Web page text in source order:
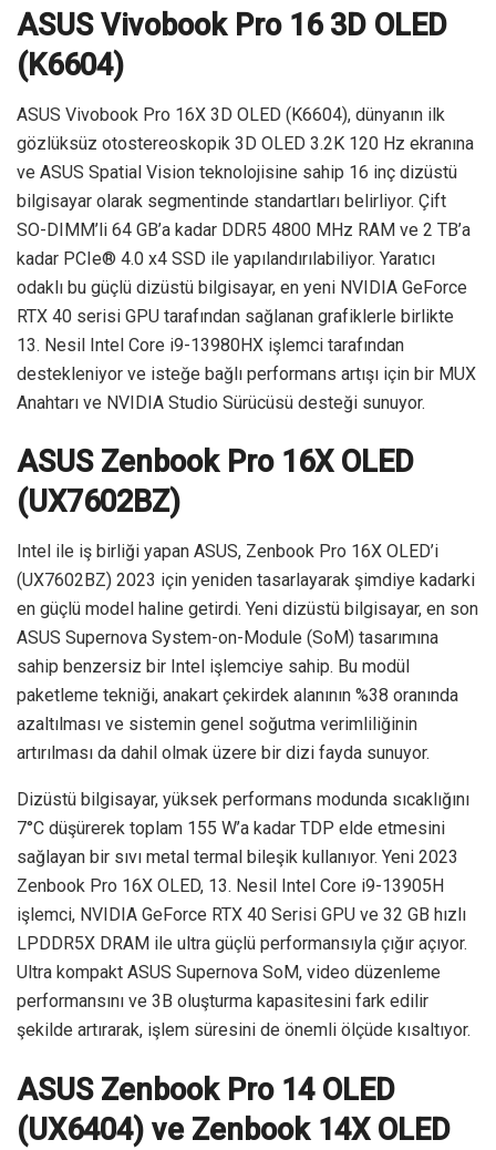
ASUS Vivobook Pro 16 3D OLED
(K6604)
ASUS Vivobook Pro 16X 3D OLED (K6604), dünyanın ilk
gözlüksüz otostereoskopik 3D OLED 3.2K 120 Hz ekranına
ve ASUS Spatial Vision teknolojisine sahip 16 inç dizüstü
bilgisayar olarak segmentinde standartları belirliyor. Çift
SO-DIMM’li 64 GB’a kadar DDR5 4800 MHz RAM ve 2 TB’a
kadar PCIe® 4.0 x4 SSD ile yapılandırılabiliyor. Yaratıcı
odaklı bu güçlü dizüstü bilgisayar, en yeni NVIDIA GeForce
RTX 40 serisi GPU tarafından sağlanan grafiklerle birlikte
13. Nesil Intel Core i9-13980HX işlemci tarafından
destekleniyor ve isteğe bağlı performans artışı için bir MUX
Anahtarı ve NVIDIA Studio Sürücüsü desteği sunuyor.
ASUS Zenbook Pro 16X OLED
(UX7602BZ)
Intel ile iş birliği yapan ASUS, Zenbook Pro 16X OLED’i
(UX7602BZ) 2023 için yeniden tasarlayarak şimdiye kadarki
en güçlü model haline getirdi. Yeni dizüstü bilgisayar, en son
ASUS Supernova System-on-Module (SoM) tasarımına
sahip benzersiz bir Intel işlemciye sahip. Bu modül
paketleme tekniği, anakart çekirdek alanının %38 oranında
azaltılması ve sistemin genel soğutma verimliliğinin
artırılması da dahil olmak üzere bir dizi fayda sunuyor.
Dizüstü bilgisayar, yüksek performans modunda sıcaklığını
7°C düşürerek toplam 155 W’a kadar TDP elde etmesini
sağlayan bir sıvı metal termal bileşik kullanıyor. Yeni 2023
Zenbook Pro 16X OLED, 13. Nesil Intel Core i9-13905H
işlemci, NVIDIA GeForce RTX 40 Serisi GPU ve 32 GB hızlı
LPDDR5X DRAM ile ultra güçlü performansıyla çığır açıyor.
Ultra kompakt ASUS Supernova SoM, video düzenleme
performansını ve 3B oluşturma kapasitesini fark edilir
şekilde artırarak, işlem süresini de önemli ölçüde kısaltıyor.
ASUS Zenbook Pro 14 OLED
(UX6404) ve Zenbook 14X OLED